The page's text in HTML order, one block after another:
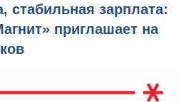
стабильная зарплата:
приглашает на